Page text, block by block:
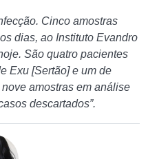
Cinco amostras
dias, ao Instituto Evandro
São quatro pacientes
Exu [Sertão] e um de
amostras em análise
descartados”.